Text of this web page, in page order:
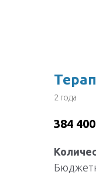
2 года
384 400